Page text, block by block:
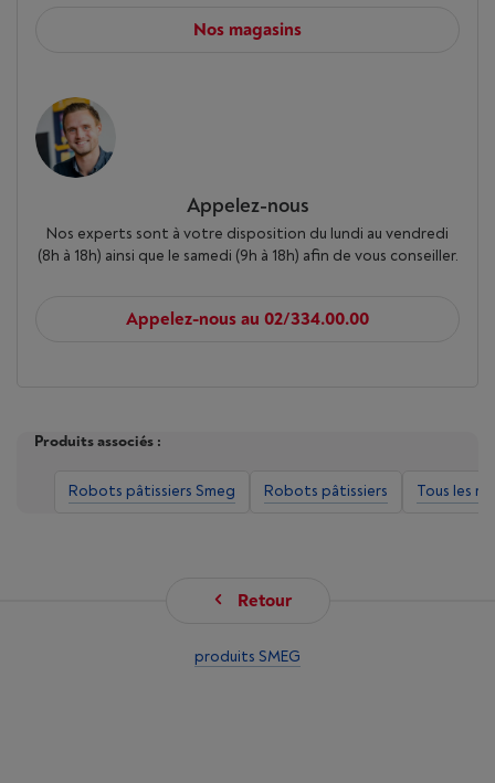
Nos magasins
Appelez-nous
Nos experts sont à votre disposition du lundi au vendredi
(8h à 18h) ainsi que le samedi (9h à 18h) afin de vous conseiller.
Appelez-nous au 02/334.00.00
Produits associés :
Robots pâtissiers Smeg Robots pâtissiers Tous les
Retour
produits SMEG